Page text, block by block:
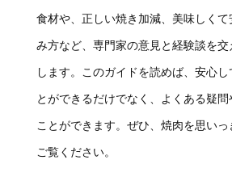
食材や、正しい焼き加減、美味しくて
み方など、専門家の意見と経験談を交
します。このガイドを読めば、安心し
とができるだけでなく、よくある疑
ことができます。ぜひ、焼肉を思い
ご覧ください。